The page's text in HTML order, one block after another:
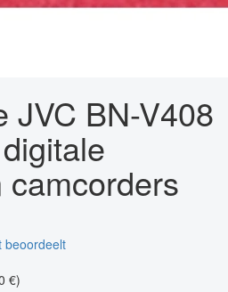
JVC BN-V408
beoordeelt
€)